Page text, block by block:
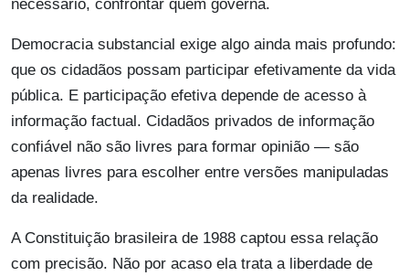
necessário, confrontar quem governa.
Democracia substancial exige algo ainda mais profundo:
que os cidadãos possam participar efetivamente da vida
pública. E participação efetiva depende de acesso à
informação factual. Cidadãos privados de informação
confiável não são livres para formar opinião — são
apenas livres para escolher entre versões manipuladas
da realidade.
A Constituição brasileira de 1988 captou essa relação
com precisão. Não por acaso ela trata a liberdade de